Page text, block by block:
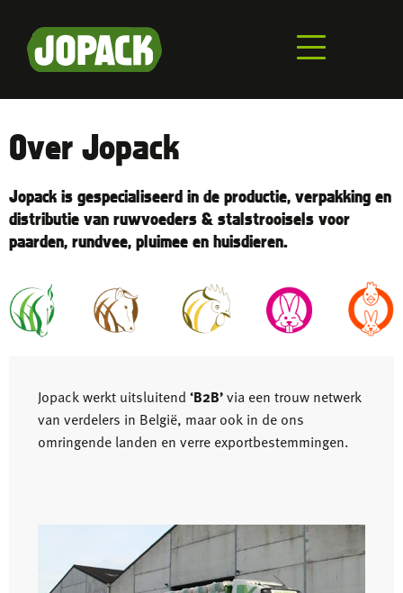
inhoud
Over Jopack
Jopack is gespecialiseerd in de productie, verpakking en
distributie van ruwvoeders & stalstrooisels voor
paarden, rundvee, pluimee en huisdieren.
Jopack werkt uitsluitend ‘B2B’via een trouw netwerk
van verdelers in België, maar ook in de ons
omringende landen en verre exportbestemmingen.